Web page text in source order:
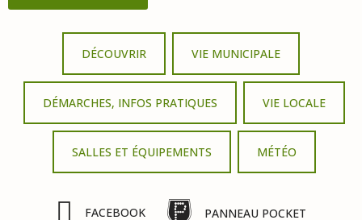
DÉCOUVRIR VIE MUNICIPALE
DÉMARCHES, INFOS PRATIQUES VIE LOCALE
SALLES ET ÉQUIPEMENTS MÉTÉO
FACEBOOK PANNEAU POCKET